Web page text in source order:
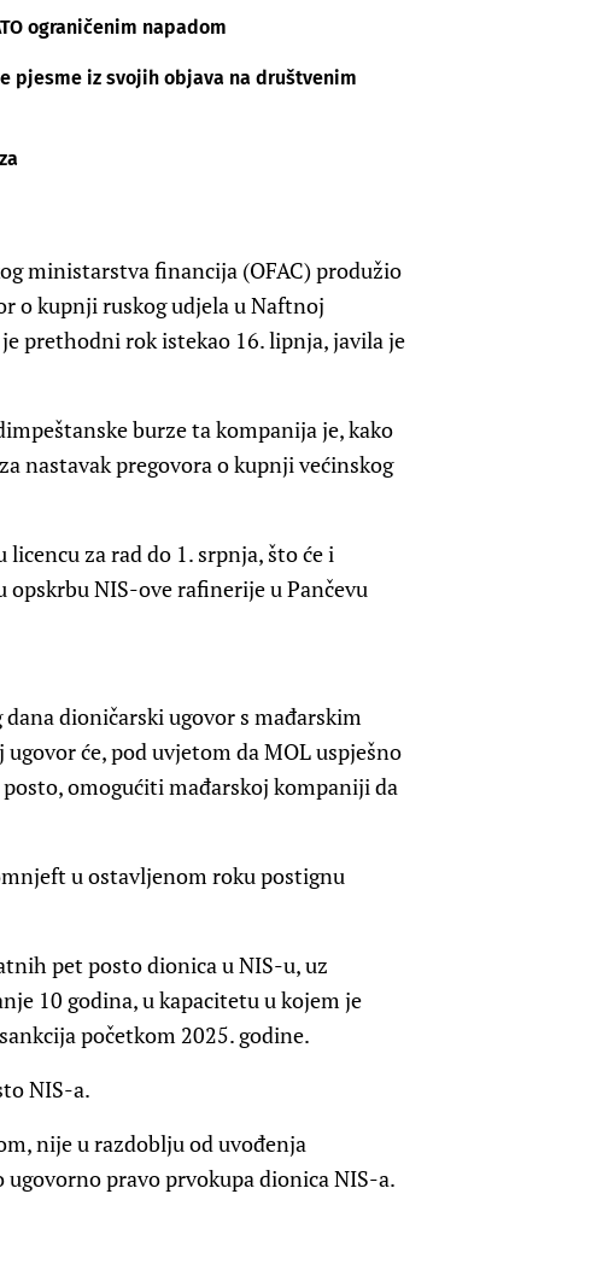
ograničenim napadom
pjesme iz svojih objava na društvenim
ministarstva financija (OFAC) produžio
o kupnji ruskog udjela u Naftnoj
prethodni rok istekao 16. lipnja, javila je
burze ta kompanija je, kako
nastavak pregovora o kupnji većinskog
za rad do 1. srpnja, što će i
NIS-ove rafinerije u Pančevu
dioničarski ugovor s mađarskim
će, pod uvjetom da MOL uspješno
omogućiti mađarskoj kompaniji da
u ostavljenom roku postignu
pet posto dionica u NIS-u, uz
10 godina, u kapacitetu u kojem je
početkom 2025. godine.
NIS-a.
nije u razdoblju od uvođenja
pravo prvokupa dionica NIS-a.